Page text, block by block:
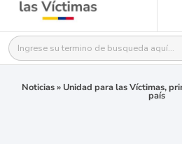
Buscar:
Noticias» Unidad para las Víctimas,
país